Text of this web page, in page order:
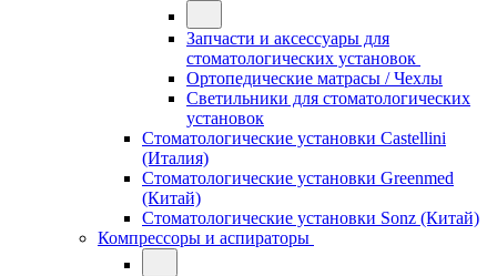
Запчасти и аксессуары для
стоматологических установок
Ортопедические матрасы / Чехлы
Светильники для стоматологических
установок
Стоматологические установки Castellini
(Италия)
Стоматологические установки Greenmed
(Китай)
Стоматологические установки Sonz (Китай)
Компрессоры и аспираторы